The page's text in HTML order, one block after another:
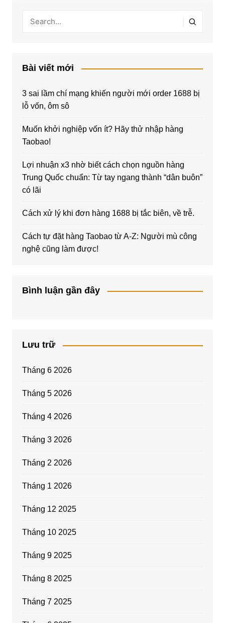
Bài viết mới
3 sai lầm chí mạng khiến người mới order 1688 bị
lỗ vốn, ôm sô
Muốn khởi nghiệp vốn ít? Hãy thử nhập hàng
Taobao!
Lợi nhuận x3 nhờ biết cách chọn nguồn hàng
Trung Quốc chuẩn: Từ tay ngang thành “dân buôn”
có lãi
Cách xử lý khi đơn hàng 1688 bị tắc biên, về trễ.
Cách tự đặt hàng Taobao từ A-Z: Người mù công
nghệ cũng làm được!
Bình luận gần đây
Lưu trữ
Tháng 6 2026
Tháng 5 2026
Tháng 4 2026
Tháng 3 2026
Tháng 2 2026
Tháng 1 2026
Tháng 12 2025
Tháng 10 2025
Tháng 9 2025
Tháng 8 2025
Tháng 7 2025